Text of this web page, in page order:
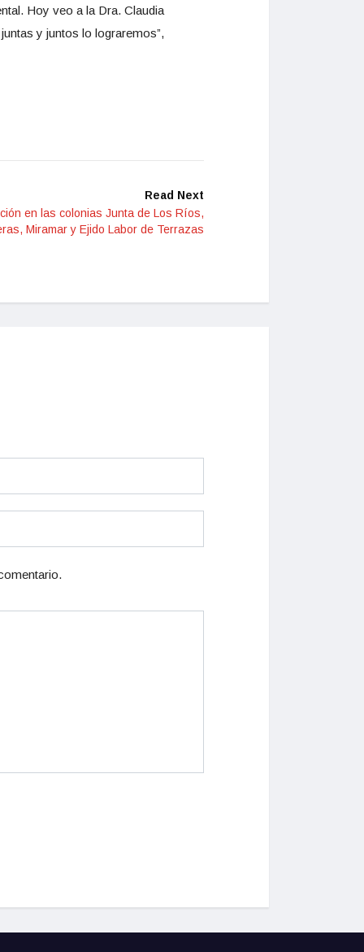
Hoy veo a la Dra. Claudia
y juntos lo lograremos”,
Read Next
en las colonias Junta de Los Ríos,
Miramar y Ejido Labor de Terrazas